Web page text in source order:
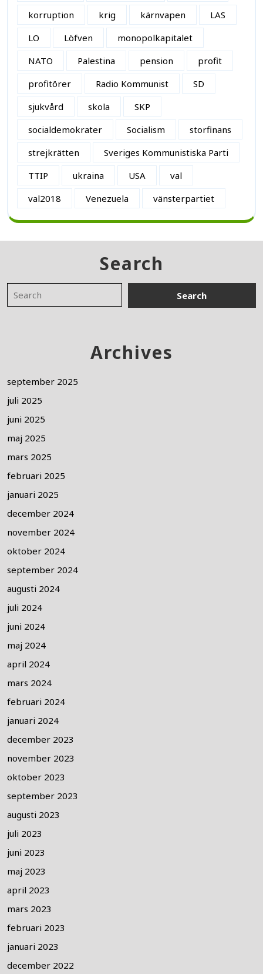
korruption krig kärnvapen
LAS
LO
Löfven
monopolkapitalet
NATO
Palestina pension
profit
profitörer
Radio Kommunist
SD
sjukvård
skola
SKP
socialdemokrater
Socialism
storfinans
strejkrätten
Sveriges Kommunistiska Parti
TTIP
ukraina USA
val
val2018
Venezuela vänsterpartiet
Search
Archives
september 2025
juli 2025
juni 2025
maj 2025
mars 2025
februari 2025
januari 2025
december 2024
november 2024
oktober 2024
september 2024
augusti 2024
juli 2024
juni 2024
maj 2024
april 2024
mars 2024
februari 2024
januari 2024
december 2023
november 2023
oktober 2023
september 2023
augusti 2023
juli 2023
juni 2023
maj 2023
april 2023
mars 2023
februari 2023
januari 2023
december 2022